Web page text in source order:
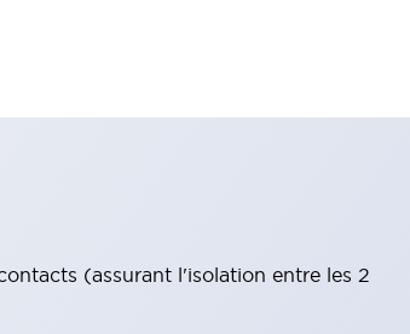
(assurant l'isolation entre les 2